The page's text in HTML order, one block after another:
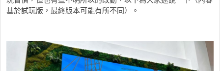
基於試玩版，最終版本可能有所不同）。